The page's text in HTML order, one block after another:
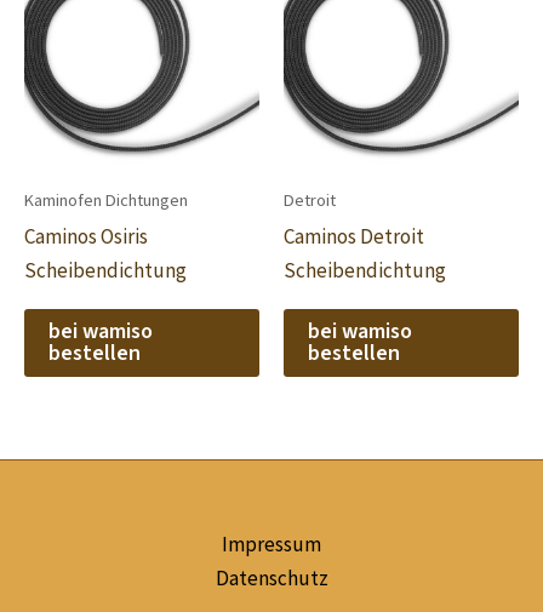
Kaminofen Dichtungen
Caminos Osiris
Scheibendichtung
bei wamiso
bestellen
Detroit
Caminos Detroit
Scheibendichtung
bei wamiso
bestellen
Impressum
Datenschutz